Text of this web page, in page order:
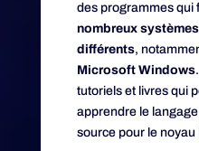
des programmes qui
nombreux
différents,
Microsoft Windows
tutoriels et livres qui
apprendre le
source pour le noyau